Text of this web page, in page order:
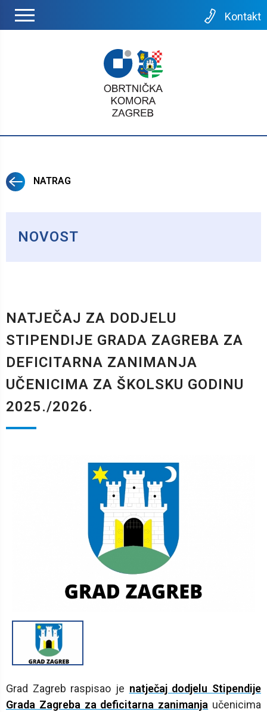
Kontakt
NATRAG
NOVOST
NATJEČAJ ZA DODJELU
STIPENDIJE GRADA ZAGREBA ZA
DEFICITARNA ZANIMANJA
UČENICIMA ZA ŠKOLSKU GODINU
2025./2026.
Grad Zagreb raspisao je natječaj dodjelu Stipendije
Grada Zagreba za deficitarna zanimanja učenicima